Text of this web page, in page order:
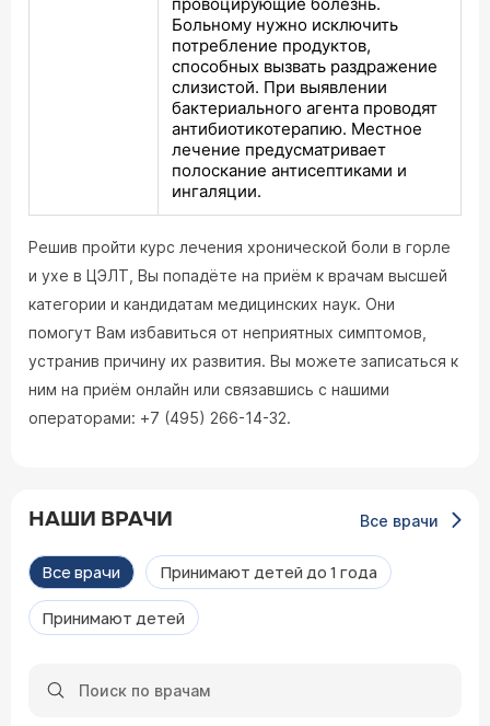
Больному нужно исключить
потребление продуктов,
способных вызвать раздражение
слизистой. При выявлении
бактериального агента проводят
антибиотикотерапию. Местное
лечение предусматривает
полоскание антисептиками и
ингаляции.
Решив пройти курс лечения хронической боли в горле
и ухе в ЦЭЛТ, Вы попадёте на приём к врачам высшей
категории и кандидатам медицинских наук. Они
помогут Вам избавиться от неприятных симптомов,
устранив причину их развития. Вы можете записаться к
ним на приём онлайн или связавшись с нашими
операторами: +7 (495) 266-14-32.
НАШИ ВРАЧИ Все врачи
Все врачи Принимают детей до 1 года
Принимают детей